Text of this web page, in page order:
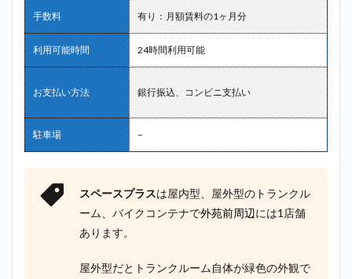
手数料 有り：月額賃料の1ヶ月分
利用可能時間 24時間利用可能
お支払い方法 銀行振込、コンビニ支払い
駐車場 –
スペースプラスは屋内型、屋外型のトランクル
ーム、バイクコンテナで外苑前周辺には1店舗
あります。
屋外型だとトランクルーム自体が緑色の外観で